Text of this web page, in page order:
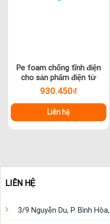
Pe foam chống tĩnh điện
cho sản phẩm điện tử
930.450₫
Liên hệ
LIÊN HỆ
3/9 Nguyễn Du, P. Bình